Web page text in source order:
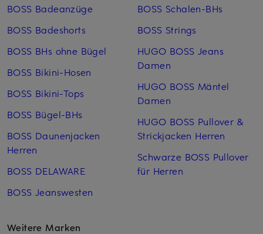
BOSS Badeanzüge
BOSS Badeshorts
BOSS BHs ohne Bügel
BOSS Bikini-Hosen
BOSS Bikini-Tops
BOSS Bügel-BHs
BOSS Daunenjacken
Herren
BOSS DELAWARE
BOSS Jeanswesten
BOSS Schalen-BHs
BOSS Strings
HUGO BOSS Jeans
Damen
HUGO BOSS Mäntel
Damen
HUGO BOSS Pullover &
Strickjacken Herren
Schwarze BOSS Pullover
für Herren
Weitere Marken